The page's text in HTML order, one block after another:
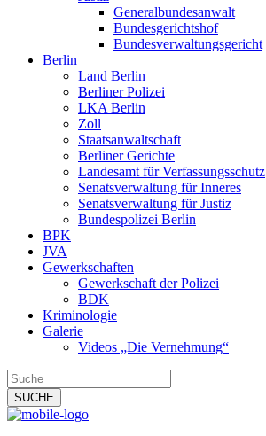
Generalbundesanwalt
Bundesgerichtshof
Bundesverwaltungsgericht
Berlin
Land Berlin
Berliner Polizei
LKA Berlin
Zoll
Staatsanwaltschaft
Berliner Gerichte
Landesamt für Verfassungsschutz
Senatsverwaltung für Inneres
Senatsverwaltung für Justiz
Bundespolizei Berlin
BPK
JVA
Gewerkschaften
Gewerkschaft der Polizei
BDK
Kriminologie
Galerie
Videos „Die Vernehmung“